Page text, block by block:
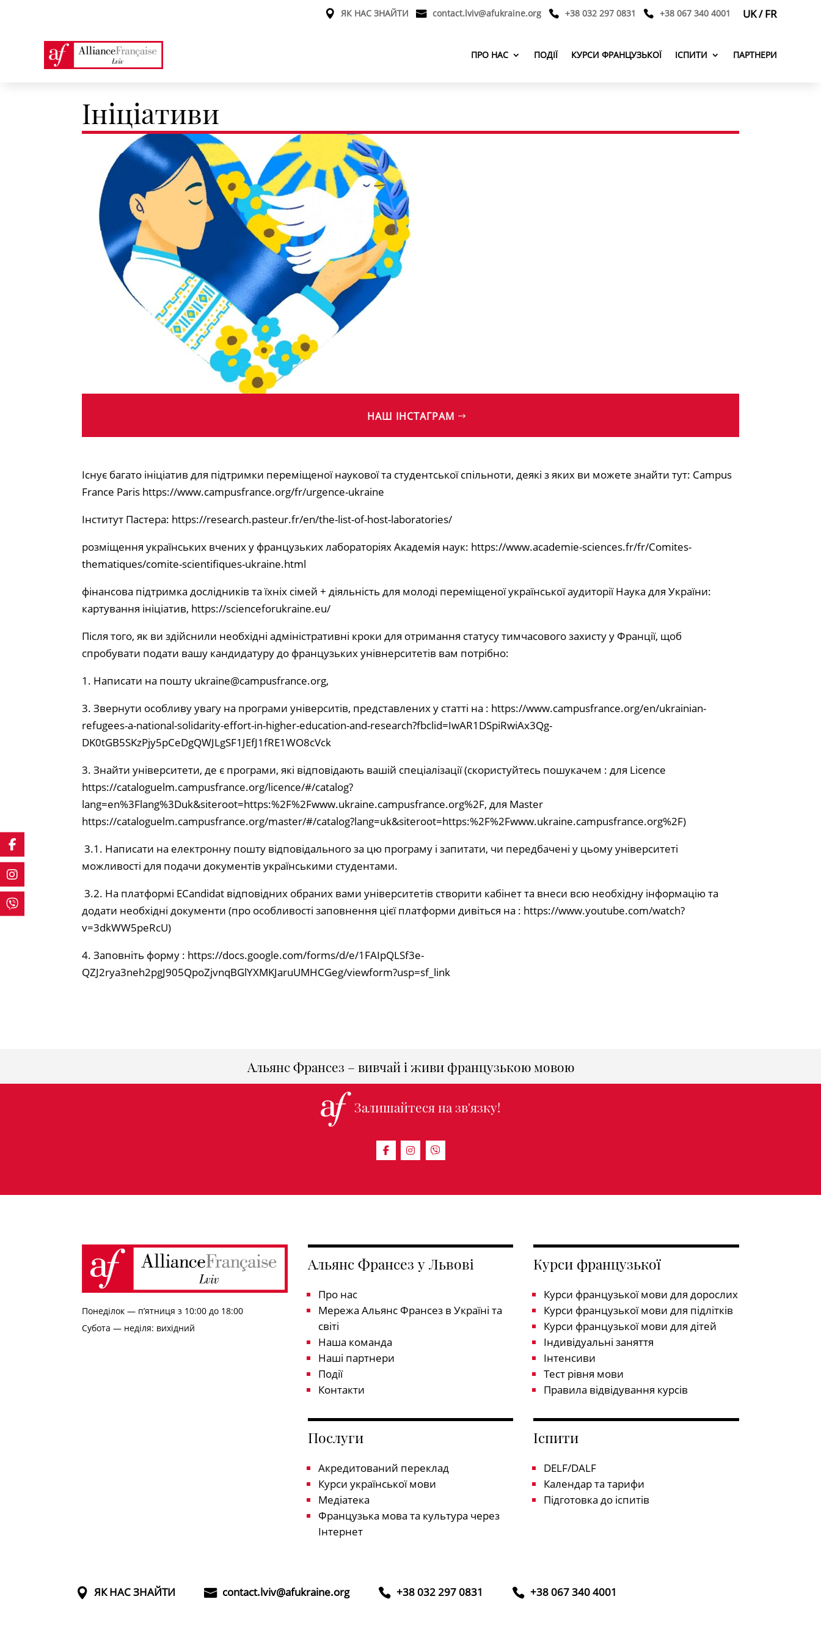
ЯК НАС ЗНАЙТИ contact.lviv@afukraine.org +38 032 297 0831 +38 067 340 4001 UK/FR
ПРО НАС ПОДІЇ КУРСИ ФРАНЦУЗЬКОЇ ІСПИТИ ПАРТНЕРИ
Ініціативи
НАШ ІНСТАГРАМ
Існує багато ініціатив для підтримки переміщеної наукової та студентської спільноти, деякі з яких ви можете знайти тут: Campus
France Paris https://www.campusfrance.org/fr/urgence-ukraine
Інститут Пастера: https://research.pasteur.fr/en/the-list-of-host-laboratories/
розміщення українських вчених у французьких лабораторіях Академія наук: https://www.academie-sciences.fr/fr/Comites-
thematiques/comite-scientifiques-ukraine.html
фінансова підтримка дослідників та їхніх сімей + діяльність для молоді переміщеної української аудиторії Наука для України:
картування ініціатив, https://scienceforukraine.eu/
Після того, як ви здійснили необхідні адміністративні кроки для отримання статусу тимчасового захисту у Франції, щоб
спробувати подати вашу кандидатуру до французьких унівнерситетів вам потрібно:
1. Написати на пошту ukraine@campusfrance.org,
3. Звернути особливу увагу на програми університів, представлених у статті на : https://www.campusfrance.org/en/ukrainian-
refugees-a-national-solidarity-effort-in-higher-education-and-research?fbclid=IwAR1DSpiRwiAx3Qg-
DK0tGB5SKzPjy5pCeDgQWJLgSF1JEfJ1fRE1WO8cVck
3. Знайти університети, де є програми, які відповідають вашій спеціалізації (скористуйтесь пошукачем : для Licence
https://cataloguelm.campusfrance.org/licence/#/catalog?
lang=en%3Flang%3Duk&siteroot=https:%2F%2Fwww.ukraine.campusfrance.org%2F, для Master
https://cataloguelm.campusfrance.org/master/#/catalog?lang=uk&siteroot=https:%2F%2Fwww.ukraine.campusfrance.org%2F)
3.1. Написати на електронну пошту відповідального за цю програму і запитати, чи передбачені у цьому університеті
можливості для подачи документів українськими студентами.
3.2. На платформі ECandidat відповідних обраних вами університетів створити кабінет та внеси всю необхідну інформацію та
додати необхідні документи (про особливості заповнення цієї платформи дивіться на : https://www.youtube.com/watch?
v=3dkWW5peRcU)
4. Заповніть форму : https://docs.google.com/forms/d/e/1FAIpQLSf3e-
QZJ2rya3neh2pgJ905QpoZjvnqBGlYXMKJaruUMHCGeg/viewform?usp=sf_link
Альянс Франсез – вивчай і живи французькою мовою
Залишайтеся на зв'язку!
Понеділок — п’ятниця з 10:00 до 18:00
Субота — неділя: вихідний
Альянс Франсез у Львові
Про нас
Мережа Альянс Франсез в Україні та
світі
Наша команда
Наші партнери
Події
Контакти
Послуги
Акредитований переклад
Курси української мови
Медіатека
Французька мова та культура через
Інтернет
Курси французької
Курси французької мови для дорослих
Курси французької мови для підлітків
Курси французької мови для дітей
Індивідуальні заняття
Інтенсиви
Тест рівня мови
Правила відвідування курсів
Іспити
DELF/DALF
Календар та тарифи
Підготовка до іспитів
ЯК НАС ЗНАЙТИ contact.lviv@afukraine.org +38 032 297 0831 +38 067 340 4001